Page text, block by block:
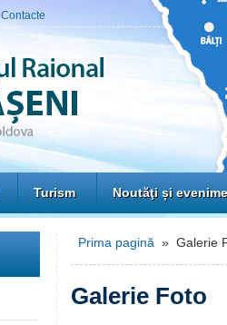
Contacte
Turism Noutăţi și
Prima pagină » Galerie
Galerie Foto